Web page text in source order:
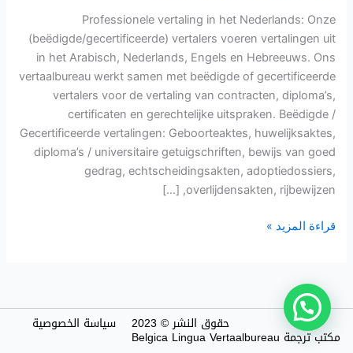
Professionele vertaling in het Nederlands: Onze
(beëdigde/gecertificeerde) vertalers voeren vertalingen uit
in het Arabisch, Nederlands, Engels en Hebreeuws. Ons
vertaalbureau werkt samen met beëdigde of gecertificeerde
vertalers voor de vertaling van contracten, diploma’s,
certificaten en gerechtelijke uitspraken. Beëdigde /
Gecertificeerde vertalingen: Geboorteaktes, huwelijksaktes,
diploma’s / universitaire getuigschriften, bewijs van goed
gedrag, echtscheidingsakten, adoptiedossiers,
overlijdensakten, rijbewijzen, […]
particulieren
قراءة المزيد »
حقوق النشر © 2023
مكتب ترجمة Belgica Lingua Vertaalbureau
سياسة الخصوصية